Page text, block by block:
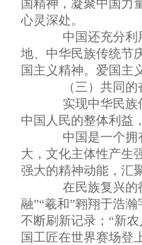
国精神，凝聚中国力
心灵深处。
中国还充分利用
地、中华民族传统节
国主义精神。爱国主
（三）共同的
实现中华民族伟
中国人民的整体利益
中国是一个拥有
大，文化主体性产生
强大的精神动能，汇
在民族复兴的征
融”“羲和”翱翔于浩
不断刷新记录；“新
国工匠在世界赛场登